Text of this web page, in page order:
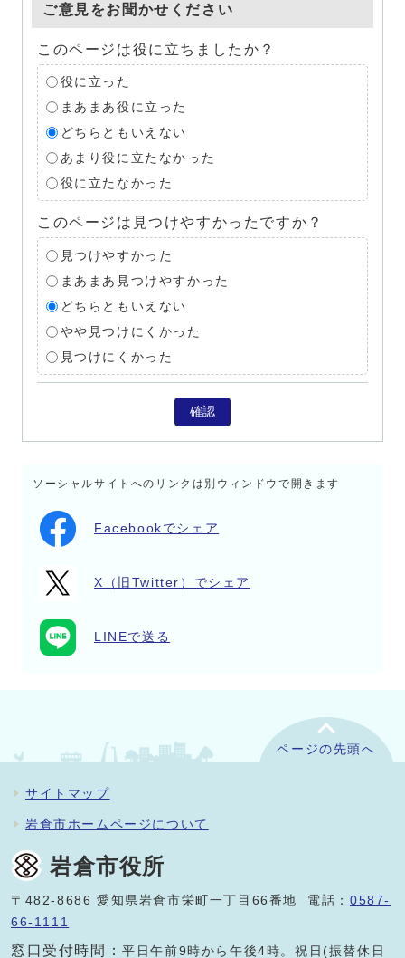
ご意見をお聞かせください
このページは役に立ちましたか？
役に立った
まあまあ役に立った
どちらともいえない
あまり役に立たなかった
役に立たなかった
このページは見つけやすかったですか？
見つけやすかった
まあまあ見つけやすかった
どちらともいえない
やや見つけにくかった
見つけにくかった
確認
ソーシャルサイトへのリンクは別ウィンドウで開きます
Facebookでシェア
X（旧Twitter）でシェア
LINEで送る
ページの先頭へ
サイトマップ
岩倉市ホームページについて
岩倉市役所
〒482-8686 愛知県岩倉市栄町一丁目66番地 電話：0587-
66-1111
窓口受付時間：平日午前9時から午後4時。祝日(振替休日